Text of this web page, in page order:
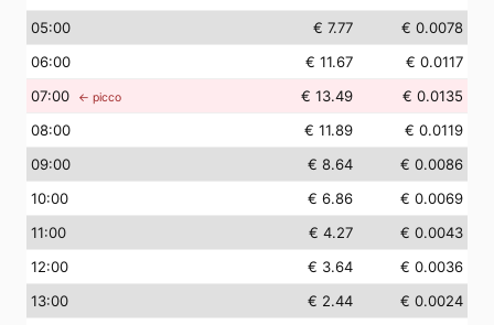
05:00 € 7.77
€ 0.0078
06:00 € 11.67
€ 0.0117
07:00 ← picco € 13.49
€ 0.0135
08:00 € 11.89
€ 0.0119
09:00 € 8.64
€ 0.0086
10:00 € 6.86
€ 0.0069
11:00 € 4.27
€ 0.0043
12:00 € 3.64
€ 0.0036
13:00 € 2.44
€ 0.0024